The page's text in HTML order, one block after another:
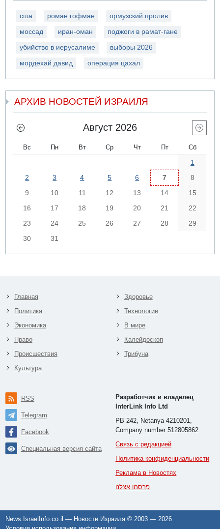
сша роман гофман ормузский пролив
моссад иран-оман поджоги в рамат-гане
убийство в иерусалиме выборы 2026
мордехай давид операция цахал
АРХИВ НОВОСТЕЙ ИЗРАИЛЯ
Август 2026
Вс Пн Вт Ср Чт Пт Сб
1
2
3 4 5 6 7
8
9
10 11 12 13 14
15
16
17 18 19 20 21
22
23
24 25 26 27 28
29
30
31
Главная
Политика
Экономика
Право
Происшествия
Культура
Здоровье
Технологии
В мире
Калейдоскоп
Трибуна
RSS
Telegram
Facebook
Специальная версия сайта
Разработчик и владелец
InterLink Info Ltd
PB 242, Netanya 4210201,
Company number 512805862
Связь с редакцией
Политика конфиденциальности
Реклама в Новостях
פרסמו אצלנו
News.IsraelInfo.co.il — Новости Израиля © 2003 — 2026